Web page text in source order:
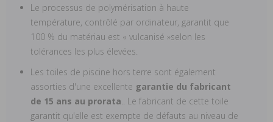
Le processus de polymérisation à haute
température, contrôlé par ordinateur, garantit que
100 % du matériau est « vulcanisé »selon les
tolérances les plus élevées.
Les toiles de piscine hors terre sont également
assorties d'une excellente garantie du fabricant
de 15 ans au prorata.. Le fabricant de cette toile
garantit qu'elle est exempte de défauts au niveau de